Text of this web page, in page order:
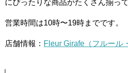
にぴったりな商品がたくさん揃って
営業時間は10時〜19時までです。
店舗情報： Fleur Girafe（フルール